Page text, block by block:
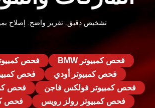
تشخيص دقيق. تقرير واضح. إصلاح
فحص كمبيوتر BMW
فحص
فحص كمبيوتر أودي
فحص
فحص كمبيوتر فولكس فاجن
فحص
فحص كمبيوتر رولز رويس
فحص